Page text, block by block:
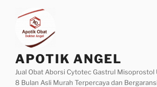
content
APOTIK ANGEL
Jual Obat Aborsi Cytotec Gastrul Misoprostol
8 Bulan Asli Murah Terpercaya dan